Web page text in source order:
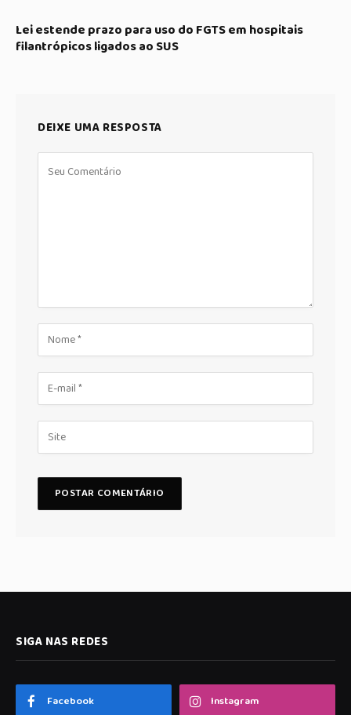
Lei estende prazo para uso do FGTS em hospitais
filantrópicos ligados ao SUS
DEIXE UMA RESPOSTA
SIGA NAS REDES
Facebook Instagram